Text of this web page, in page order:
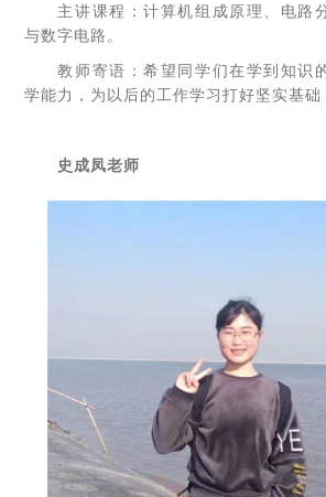
主讲课程：计算机组成原理、电路
与数字电路。
教师寄语：希望同学们在学到知识
学能力，为以后的工作学习打好坚实基础
史成凤老师